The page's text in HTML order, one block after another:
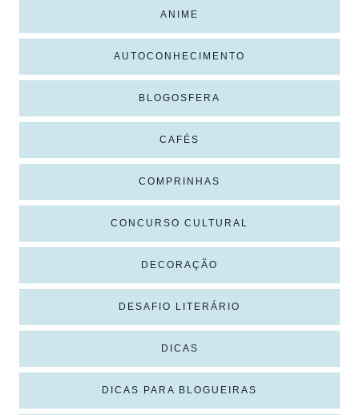
ANIME
AUTOCONHECIMENTO
BLOGOSFERA
CAFÉS
COMPRINHAS
CONCURSO CULTURAL
DECORAÇÃO
DESAFIO LITERÁRIO
DICAS
DICAS PARA BLOGUEIRAS